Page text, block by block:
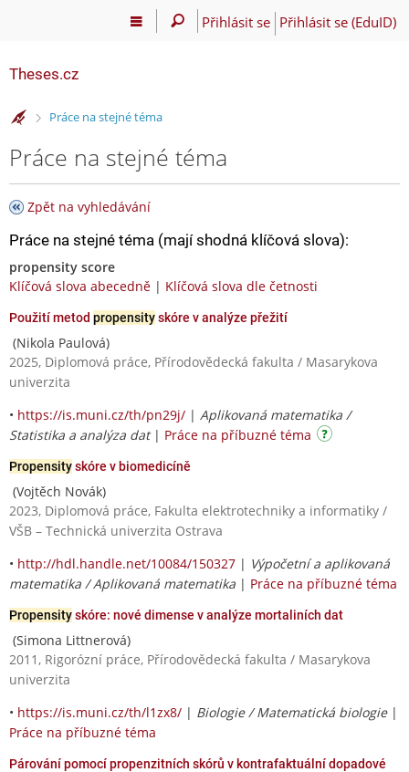
Přihlásit se Přihlásit se (EduID)
Theses.cz
>Práce na stejné téma
Práce na stejné téma
Zpět na vyhledávání
Práce na stejné téma (mají shodná klíčová slova):
propensity score
Klíčová slova abecedně | Klíčová slova dle četnosti
Použití metod propensityskóre v analýze přežití
(Nikola Paulová)
2025, Diplomová práce, Přírodovědecká fakulta / Masarykova
univerzita
• https://is.muni.cz/th/pn29j/ | Aplikovaná matematika /
Statistika a analýza dat| Práce na příbuzné téma
Propensityskóre v biomedicíně
(Vojtěch Novák)
2023, Diplomová práce, Fakulta elektrotechniky a informatiky /
VŠB – Technická univerzita Ostrava
• http://hdl.handle.net/10084/150327 | Výpočetní a aplikovaná
matematika / Aplikovaná matematika | Práce na příbuzné téma
Propensityskóre: nové dimense v analýze mortaliních dat
(Simona Littnerová)
2011, Rigorózní práce, Přírodovědecká fakulta / Masarykova
univerzita
• https://is.muni.cz/th/l1zx8/ | Biologie / Matematická biologie|
Práce na příbuzné téma
Párování pomocí propenzitních skórů v kontrafaktuální dopadové